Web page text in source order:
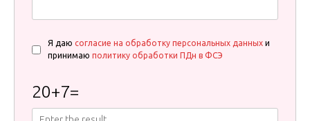
Я даю согласие на обработку персональных данных и
принимаю политику обработки ПДн в ФСЭ
20+7=